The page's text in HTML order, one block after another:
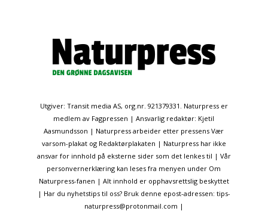
Utgiver: Transit media AS, org.nr. 921379331. Naturpress er
medlem av Fagpressen | Ansvarlig redaktør: Kjetil
Aasmundsson | Naturpress arbeider etter pressens Vær
varsom-plakat og Redaktørplakaten | Naturpress har ikke
ansvar for innhold på eksterne sider som det lenkes til | Vår
personvernerklæring kan leses fra menyen under Om
Naturpress-fanen | Alt innhold er opphavsrettslig beskyttet
| Har du nyhetstips til oss? Bruk denne epost-adressen: tips-
naturpress@protonmail.com |